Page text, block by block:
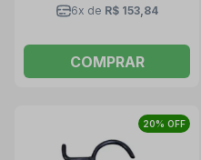
6x de R$ 153,84
COMPRAR
20% OFF